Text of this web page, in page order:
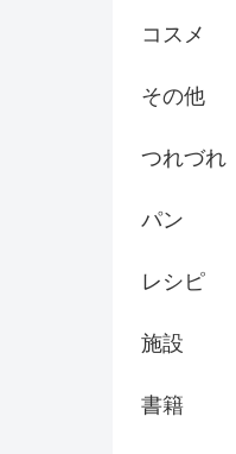
コスメ
その他
つれづれ
パン
レシピ
施設
書籍